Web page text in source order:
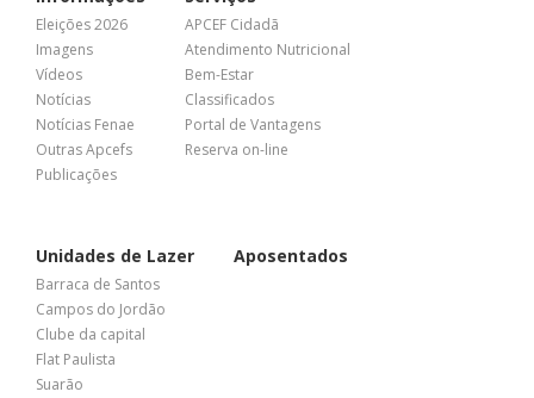
Eleições 2026
Imagens
Vídeos
Notícias
Notícias Fenae
Outras Apcefs
Publicações
APCEF Cidadã
Atendimento Nutricional
Bem-Estar
Classificados
Portal de Vantagens
Reserva on-line
Unidades de Lazer
Barraca de Santos
Campos do Jordão
Clube da capital
Flat Paulista
Suarão
Aposentados